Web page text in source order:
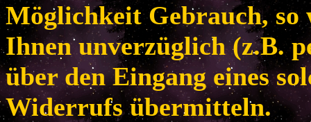
Möglichkeit Gebrauch, so
Ihnen unverzüglich (z.B.
über den Eingang eines
Widerrufs übermitteln.